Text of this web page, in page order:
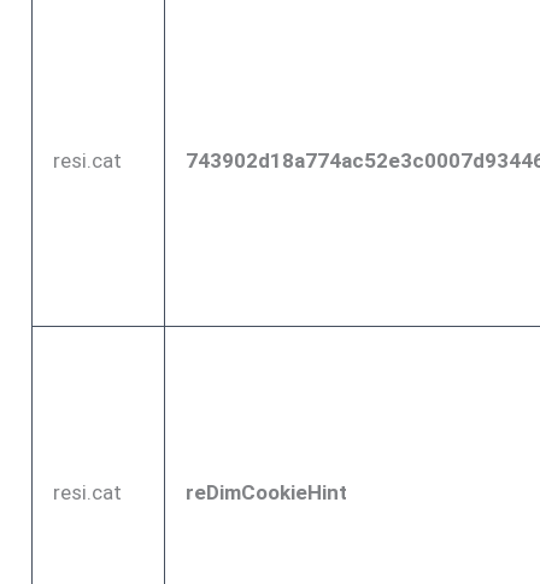
resi.cat
resi.cat reDimCookieHint